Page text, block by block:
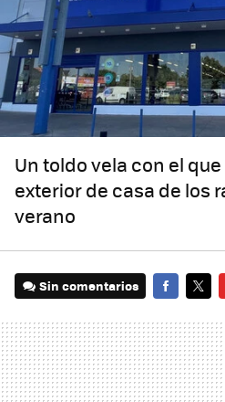
Un toldo vela con el
exterior de casa de los
verano
Sin comentarios